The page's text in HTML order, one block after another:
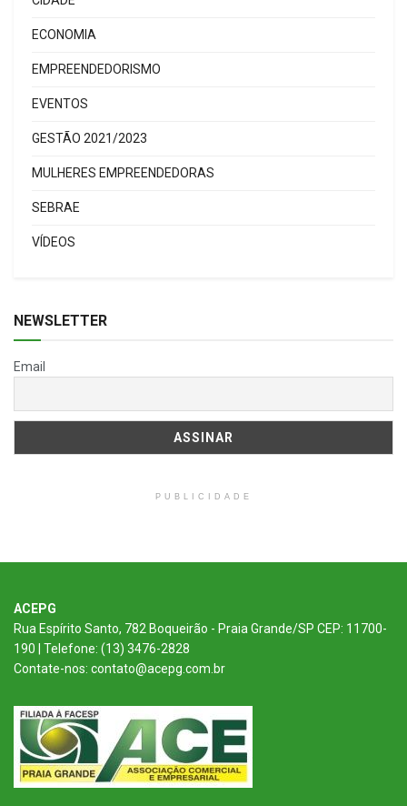
ECONOMIA
EMPREENDEDORISMO
EVENTOS
GESTÃO 2021/2023
MULHERES EMPREENDEDORAS
SEBRAE
VÍDEOS
NEWSLETTER
Email
PUBLICIDADE
ACEPG
Rua Espírito Santo, 782 Boqueirão - Praia Grande/SP CEP: 11700-
190 | Telefone: (13) 3476-2828
Contate-nos: contato@acepg.com.br